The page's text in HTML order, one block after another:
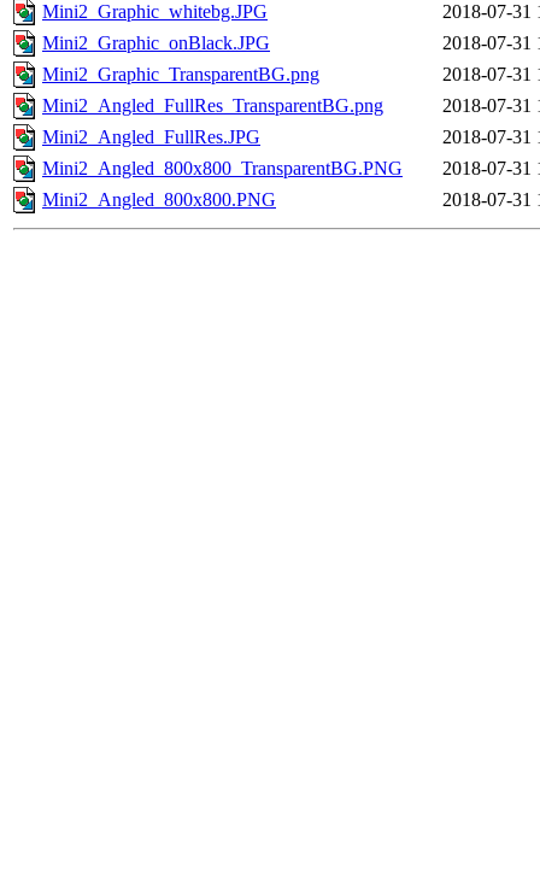
Mini2_Graphic_whitebg.JPG
2018-07-31
Mini2_Graphic_onBlack.JPG
2018-07-31
Mini2_Graphic_TransparentBG.png
2018-07-31
Mini2_Angled_FullRes_TransparentBG.png
2018-07-31
Mini2_Angled_FullRes.JPG
2018-07-31
Mini2_Angled_800x800_TransparentBG.PNG
2018-07-31
Mini2_Angled_800x800.PNG
2018-07-31